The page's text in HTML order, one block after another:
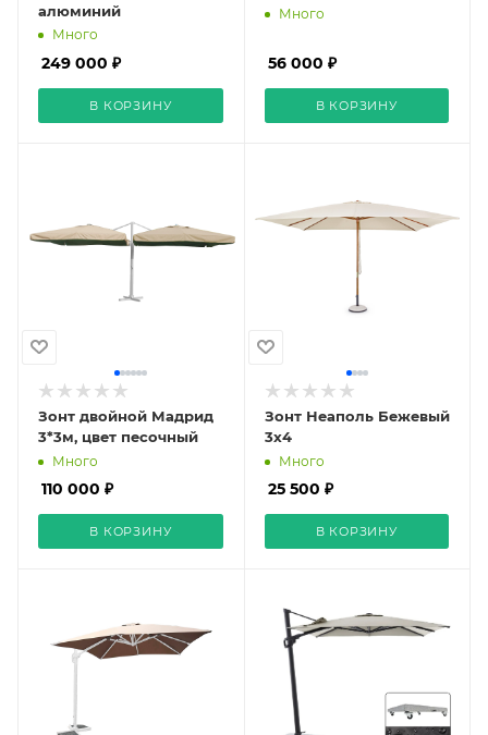
алюминий
Много
249 000 ₽
В КОРЗИНУ
Много
56 000 ₽
В КОРЗИНУ
Зонт двойной Мадрид
3*3м, цвет песочный
Много
110 000 ₽
В КОРЗИНУ
Зонт Неаполь Бежевый
3х4
Много
25 500 ₽
В КОРЗИНУ